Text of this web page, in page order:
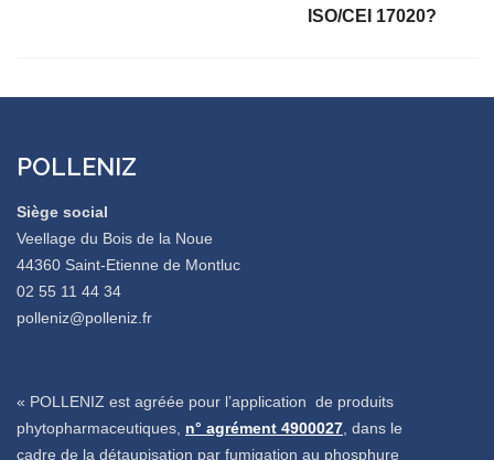
ISO/CEI 17020?
POLLENIZ
Siège social
Veellage du Bois de la Noue
44360 Saint-Etienne de Montluc
02 55 11 44 34
polleniz@polleniz.fr
« POLLENIZ est agréée pour l’application de produits
phytopharmaceutiques, n° agrément 4900027 , dans le
cadre de la détaupisation par fumigation au phosphure